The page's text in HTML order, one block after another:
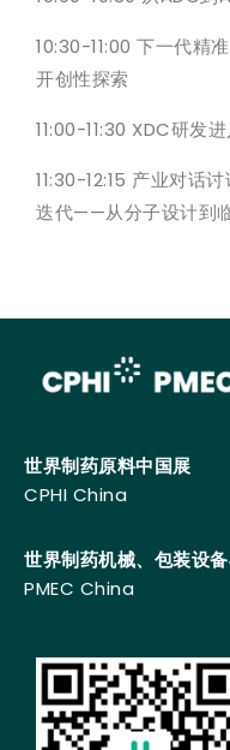
10:30-11:00 下一代精
开创性探索
11:00-11:30 XDC研发
11:30-12:15 产业对话
迭代——从分子设计到
世界制药原料中国展
CPHI China
世界制药机械、包装设
PMEC China